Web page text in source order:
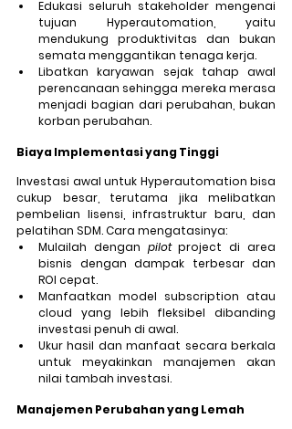
Edukasi seluruh stakeholder mengenai
tujuan Hyperautomation, yaitu
mendukung produktivitas dan bukan
semata menggantikan tenaga kerja.
Libatkan karyawan sejak tahap awal
perencanaan sehingga mereka merasa
menjadi bagian dari perubahan, bukan
korban perubahan.
Biaya Implementasi yang Tinggi
Investasi awal untuk Hyperautomation bisa
cukup besar, terutama jika melibatkan
pembelian lisensi, infrastruktur baru, dan
pelatihan SDM. Cara mengatasinya:
Mulailah dengan pilot project di area
bisnis dengan dampak terbesar dan
ROI cepat.
Manfaatkan model subscription atau
cloud yang lebih fleksibel dibanding
investasi penuh di awal.
Ukur hasil dan manfaat secara berkala
untuk meyakinkan manajemen akan
nilai tambah investasi.
Manajemen Perubahan yang Lemah